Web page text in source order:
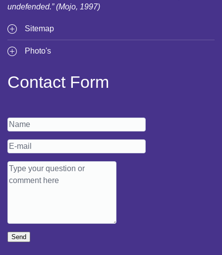
undefended.” (Mojo, 1997)
Sitemap
Photo's
Contact Form
Send